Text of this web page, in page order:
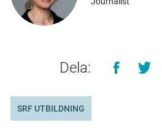
Dela:
SRF UTBILDNING